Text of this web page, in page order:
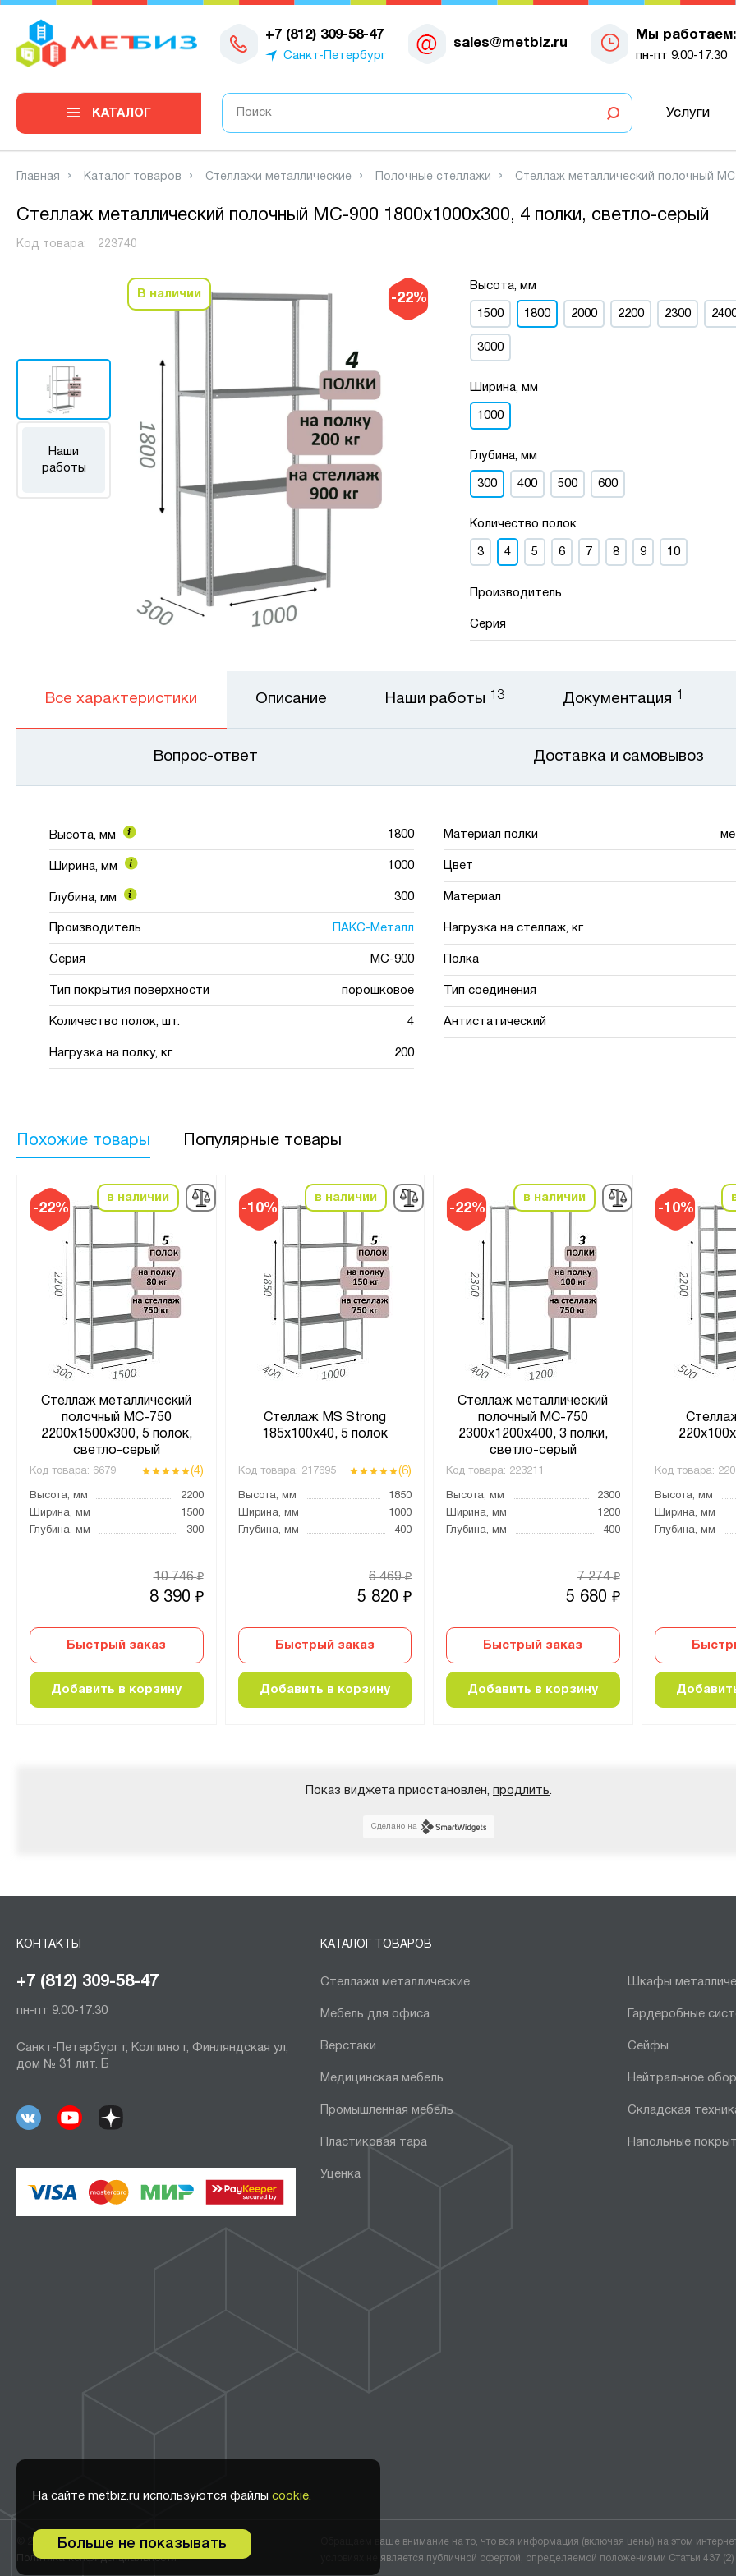
+7 (812) 309-58-47
Санкт-Петербург
sales@metbiz.ru
Мы работаем:
пн-пт 9:00-17:30
0
КАТАЛОГ Услуги
Главная Каталог товаров Стеллажи металлические Полочные стеллажи Стеллаж металлический полочный
Стеллаж металлический полочный МС-900 1800х1000х300, 4 полки, светло-серый
Код товара: 223740
-22%
Наши
работы
В наличии
Высота, мм
1500 1800 2000 2200 2300
3000
Ширина, мм
1000
Глубина, мм
300 400 500 600
Количество полок
3 4 5 6 7 8 9 10
Производитель
Серия
Все характеристики
Высота, мм 1800
Ширина, мм 1000
Глубина, мм 300
Производитель ПАКС-Металл
Серия МС-900
Тип покрытия поверхности порошковое
Количество полок, шт. 4
Нагрузка на полку, кг 200
Материал полки
Цвет
Материал
Нагрузка на стеллаж, кг
Полка
Тип соединения
Антистатический
Описание Наши работы 13 Документация
Вопрос-ответ Доставка и самовывоз
Похожие товары Популярные товары
-22%
в наличии
Стеллаж металлический
полочный МС-750
2200х1500х300, 5 полок,
светло-серый
Код товара: 6679 (4)
Высота, мм
2200
Ширина, мм
1500
Глубина, мм
300
8 390 ₽
10 746₽
Быстрый заказ
Добавить в корзину
-10%
в наличии
Стеллаж MS Strong
185х100х40, 5 полок
Код товара: 217695 (6)
Высота, мм
1850
Ширина, мм
1000
Глубина, мм
400
5 820 ₽
6 469₽
Быстрый заказ
Добавить в корзину
-22%
в наличии
Стеллаж металлический
полочный МС-750
2300х1200х400, 3 полки,
светло-серый
Код товара: 223211
Высота, мм
2300
Ширина, мм
1200
Глубина, мм
400
5 680 ₽
7 274₽
Быстрый заказ
Добавить в корзину
-10%
Код товара:
Высота, мм
Ширина, мм
Глубина, мм
Показ виджета приостановлен, продлить
Сделано на
На сайте metbiz.ru используются файлы cookie.
Больше не показывать
КОНТАКТЫ
+7 (812) 309-58-47
пн-пт 9:00-17:30
Санкт-Петербург г, Колпино г, Финляндская ул,
дом № 31 лит. Б
КАТАЛОГ ТОВАРОВ
Стеллажи металлические Шкафы
Мебель для офиса Гардеробные
Верстаки Сейфы
Медицинская мебель Нейтральное
Промышленная мебель Складская
Пластиковая тара Напольные
Уценка
© 2011-2026 ООО Метбиз
Политика конфиденциальности
Обращаем ваше внимание на то, что вся информация (включая цены) на этом
условиях не является публичной офертой, определяемой положениями Статьи 437